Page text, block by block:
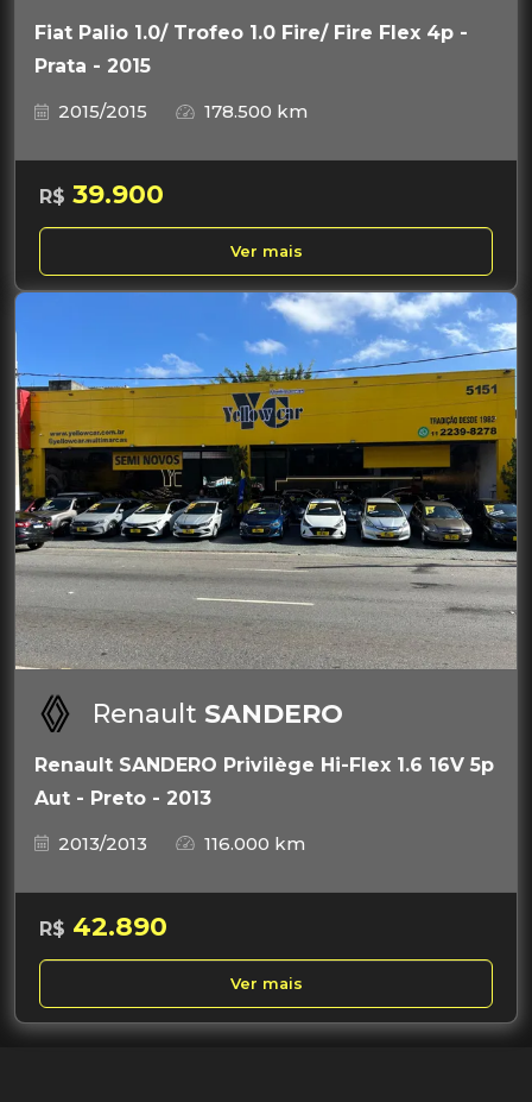
Fiat Palio 1.0/ Trofeo 1.0 Fire/ Fire Flex 4p -
Prata - 2015
2015/2015
178.500 km
R$ 39.900
Ver mais
Renault SANDERO
Renault SANDERO Privilège Hi-Flex 1.6 16V 5p
Aut - Preto - 2013
2013/2013
116.000 km
R$ 42.890
Ver mais